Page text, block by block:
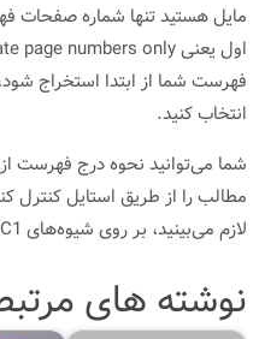
مایل هستید تنها شماره صفحات
انتخاب كنید.
شما می‌توانید نحوه درج فهرست
مطالب را از طریق استایل كنترل
لازم می‌بینید، بر روی شیوه‌های TOC1 تا TOC9 اعمال كنید.
نوشته های